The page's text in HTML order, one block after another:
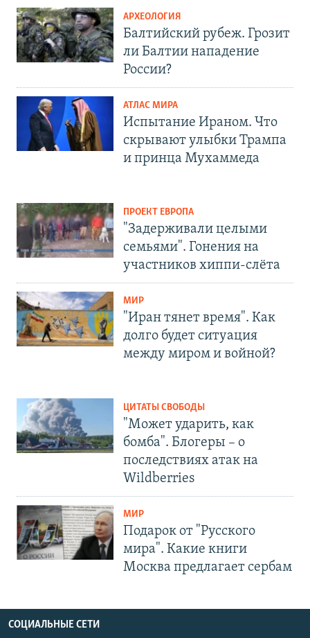
АРХЕОЛОГИЯ
Балтийский рубеж. Грозит
ли Балтии нападение
России?
АТЛАС МИРА
Испытание Ираном. Что
скрывают улыбки Трампа
и принца Мухаммеда
ПРОЕКТ ЕВРОПА
"Задерживали целыми
семьями". Гонения на
участников хиппи-слёта
МИР
"Иран тянет время". Как
долго будет ситуация
между миром и войной?
ЦИТАТЫ СВОБОДЫ
"Может ударить, как
бомба". Блогеры – о
последствиях атак на
Wildberries
МИР
Подарок от "Русского
мира". Какие книги
Москва предлагает сербам
СОЦИАЛЬНЫЕ СЕТИ